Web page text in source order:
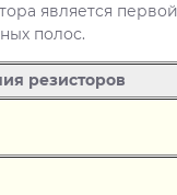
является
полос.
резисторов